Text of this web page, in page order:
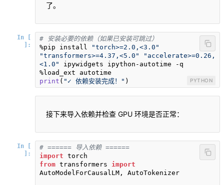
了。
In [
]:
# 安装必要的依赖（如果已安装可跳过）
%pip install
"torch>=2.0,<3.0"
"transformers>=4.37,<5.0"
"accelerate>=0.26,
<1.0"
ipywidgets ipython-autotime -q
print ( "✓ 依赖安装完成！" ) PYTHON
接下来导入依赖并检查 GPU 环境是否正常：
In [
]:
# ====== 导入依赖 ======
import
from transformers import
AutoModelForCausalLM, AutoTokenizer